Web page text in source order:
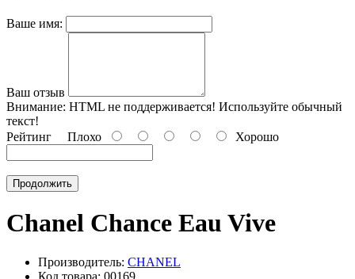
Ваше имя:
Ваш отзыв
Внимание: HTML не поддерживается! Используйте обычный
текст!
Рейтинг Плохо Хорошо
Продолжить
Chanel Chance Eau Vive
Производитель: CHANEL
Код товара: 00169